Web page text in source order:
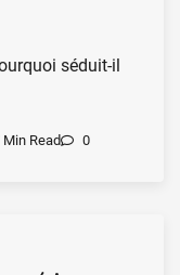
séduit-il
Min Read 0